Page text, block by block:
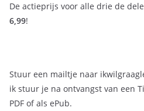
De actieprijs voor alle drie de
6,99!
Stuur een mailtje naar
ik stuur je na ontvangst van een
PDF of als ePub.